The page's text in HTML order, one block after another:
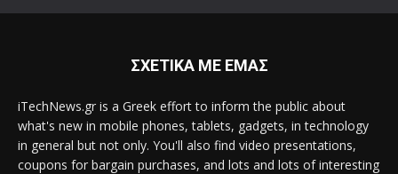
ΣΧΕΤΙΚΑ ΜΕ ΕΜΑΣ
iTechNews.gr is a Greek effort to inform the public about
what's new in mobile phones, tablets, gadgets, in technology
in general but not only. You'll also find video presentations,
coupons for bargain purchases, and lots and lots of interesting